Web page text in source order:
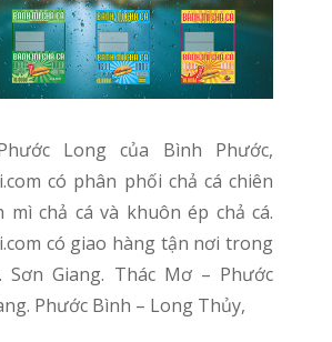
có phân phối chả cá chiên
mì chả cá và khuôn ép chả cá.
có giao hàng tận nơi trong
Sơn Giang. Thác Mơ – Phước
Phước Bình – Long Thủy,